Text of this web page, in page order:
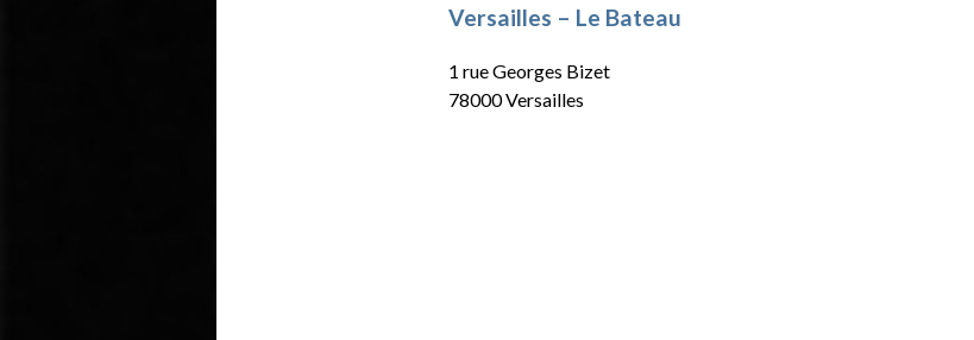
Versailles – Le Bateau
1 rue Georges Bizet
78000 Versailles